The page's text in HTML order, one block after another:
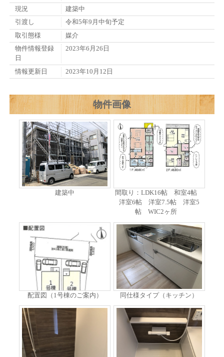
現況
建築中
引渡し
令和5年9月中旬予定
取引態様
媒介
物件情報登録
日
2023年6月26日
情報更新日 2023年10月12日
物件画像
建築中
間取り：LDK16帖 和室4帖
洋室6帖 洋室7.5帖 洋室5
帖 WIC2ヶ所
配置図（1号棟のご案内） 同仕様タイプ（キッチン）